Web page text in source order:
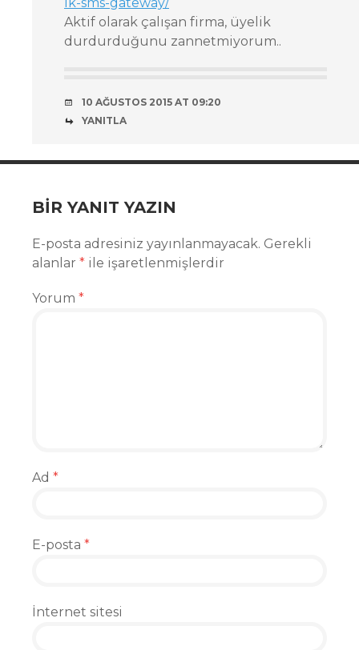
Aktif olarak çalışan firma, üyelik
durdurduğunu zannetmiyorum..
10 AĞUSTOS 2015 AT 09:20
YANITLA
BIR YANIT YAZIN
E-posta adresiniz yayınlanmayacak. Gerekli
alanlar * ile işaretlenmişlerdir
Yorum *
Ad *
E-posta *
İnternet sitesi